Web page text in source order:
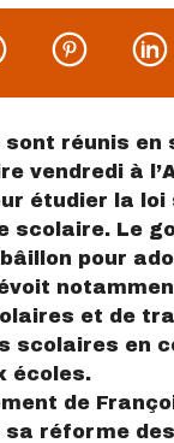
sont réunis en
vendredi à
étudier la loi
scolaire. Le
pour
et de
scolaires en
écoles.
de
sa réforme